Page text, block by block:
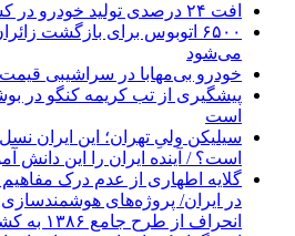
افت ۲۴ درصدی تولید خودرو در کشور
۶۵۰۰ اتوبوس برای بازگشت
می‌شود
خودرو بی‌مهابا در سراشیبی
پیشگیری از تب کریمه کنگو در
است
است؟ / آینده ایران را این دانش
گلایه اطهاری از عدم درک مفاهیم
در ایران/ پروژه‌های
انحراف از طرح جامع ۱۳۸۶ به کشور آسیب زد